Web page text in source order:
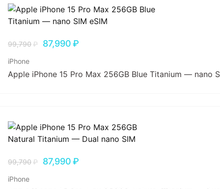
99,790₽ 87,990₽
iPhone
Apple iPhone 15 Pro Max 256GB Blue Titanium — nano
99,790₽ 87,990₽
iPhone